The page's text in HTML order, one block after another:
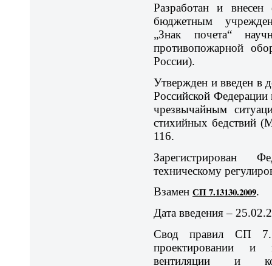
Разработан и внесен
бюджетным
„Знак почета“
противопожарной
России).
Утвержден и введен в
Российской
чрезвычайным
стихийных бедствий
116.
Зарегистрирован
техническому
ВзаменСП 7.13130.2009.
Дата введения –
Свод правил СП
проектировании и
вентиляции и